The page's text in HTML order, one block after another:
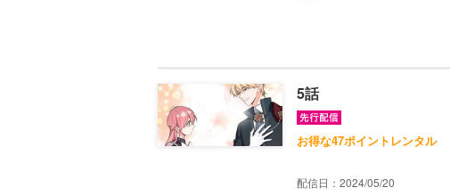
5話
お得な47ポイントレンタル
配信日：2024/05/20